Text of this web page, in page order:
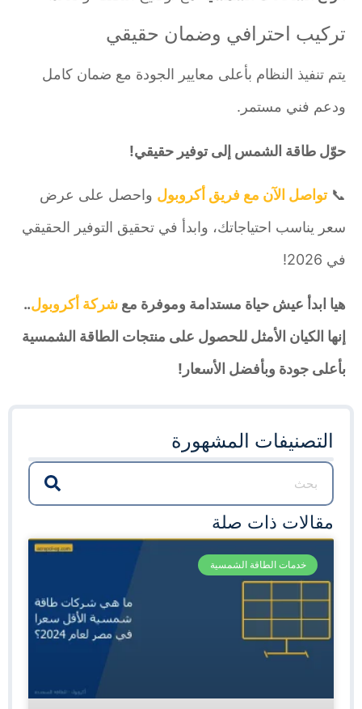
تركيب احترافي وضمان حقيقي
يتم تنفيذ النظام بأعلى معايير الجودة مع ضمان كامل
ودعم فني مستمر.
حوّل طاقة الشمس إلى توفير حقيقي!
📞تواصل الآن مع فريق أكروبولواحصل على عرض
سعر يناسب احتياجاتك، وابدأ في تحقيق التوفير الحقيقي
في 2026!
هيا ابدأ عيش حياة مستدامة وموفرة معشركة أكروبول..
إنها الكيان الأمثل للحصول على منتجات الطاقة الشمسية
بأعلى جودة وبأفضل الأسعار!
التصنيفات المشهورة
مقالات ذات صلة
خدمات الطاقة الشمسية